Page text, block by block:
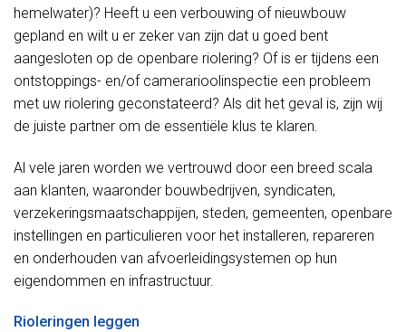
hemelwater)? Heeft u een verbouwing of nieuwbouw
gepland en wilt u er zeker van zijn dat u goed bent
aangesloten op de openbare riolering? Of is er tijdens een
ontstoppings- en/of camerarioolinspectie een probleem
met uw riolering geconstateerd? Als dit het geval is, zijn wij
de juiste partner om de essentiële klus te klaren.
Al vele jaren worden we vertrouwd door een breed scala
aan klanten, waaronder bouwbedrijven, syndicaten,
verzekeringsmaatschappijen, steden, gemeenten, openbare
instellingen en particulieren voor het installeren, repareren
en onderhouden van afvoerleidingsystemen op hun
eigendommen en infrastructuur.
Rioleringen leggen